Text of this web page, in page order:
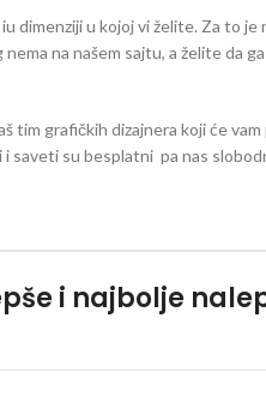
u kojoj vi želite. Za to
na našem sajtu, a želite da
tim grafičkih dizajnera koji će
i saveti su besplatni pa nas
i najbolje